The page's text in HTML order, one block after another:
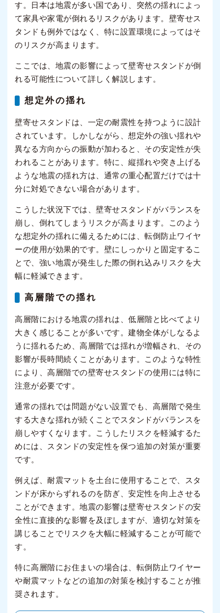
す。日本は地震が多い国であり、突然の揺れによっ
て家具や家電が倒れるリスクがあります。壁寄せス
タンドも例外ではなく、特に設置環境によってはそ
のリスクが高まります。
ここでは、地震の影響によって壁寄せスタンドが倒
れる可能性について詳しく解説します。
想定外の揺れ
壁寄せスタンドは、一定の耐震性を持つように設計
されています。しかしながら、想定外の強い揺れや
異なる方向からの振動が加わると、その安定性が失
われることがあります。特に、縦揺れや突き上げる
ような地震の揺れ方は、通常の重心配置だけでは十
分に対処できない場合があります。
こうした状況下では、壁寄せスタンドがバランスを
崩し、倒れてしまうリスクが高まります。このよう
な想定外の揺れに備えるためには、転倒防止ワイヤ
ーの使用が効果的です。壁にしっかりと固定するこ
とで、強い地震が発生した際の倒れ込みリスクを大
幅に軽減できます。
高層階での揺れ
高層階における地震の揺れは、低層階と比べてより
大きく感じることが多いです。建物全体がしなるよ
うに揺れるため、高層階では揺れが増幅され、その
影響が長時間続くことがあります。このような特性
により、高層階での壁寄せスタンドの使用には特に
注意が必要です。
通常の揺れでは問題がない設置でも、高層階で発生
する大きな揺れが続くことでスタンドがバランスを
崩しやすくなります。こうしたリスクを軽減するた
めには、スタンドの安定性を保つ追加の対策が重要
です。
例えば、耐震マットを土台に使用することで、スタ
ンドが床からずれるのを防ぎ、安定性を向上させる
ことができます。地震の影響は壁寄せスタンドの安
全性に直接的な影響を及ぼしますが、適切な対策を
講じることでリスクを大幅に軽減することが可能で
す。
特に高層階にお住まいの場合は、転倒防止ワイヤー
や耐震マットなどの追加の対策を検討することが推
奨されます。